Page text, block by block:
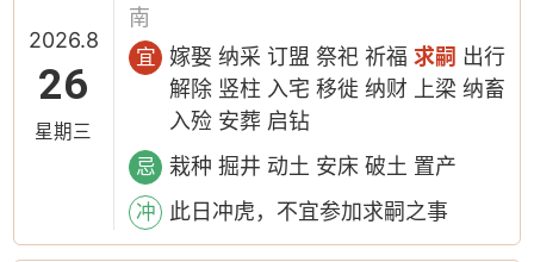
2026.8
26
星期三
南
宜 嫁娶 纳采 订盟 祭祀 祈福求嗣 出行
解除 竖柱 入宅 移徙 纳财 上梁 纳畜
入殓 安葬 启钻
忌 栽种 掘井 动土 安床 破土 置产
冲 此日冲虎，不宜参加求嗣之事